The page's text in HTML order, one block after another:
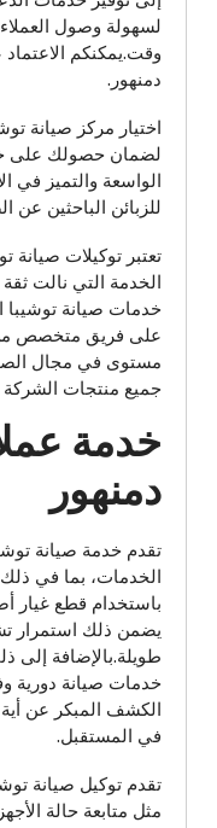
لسهولة وصول
دمنهور.
اختيار مركز صيانة
لضمان حصولك على
الواسعة والتميز في
للزبائن الباحثين عن
تعتبر توكيلات صيانة
الخدمة التي نالت
خدمات صيانة توشيبا
على فريق متخصص من
مستوى في مجال
جميع منتجات الشركة
خدمة
دمنهور
تقدم خدمة صيانة
الخدمات، بما في
باستخدام قطع غيار
يضمن ذلك استمرار
طويلة.بالإضافة إلى
خدمات صيانة دورية
الكشف المبكر عن
في المستقبل.
تقدم توكيل صيانة
مثل متابعة حالة